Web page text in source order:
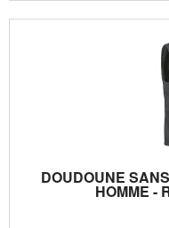
DOUDOUNE
HOMME -